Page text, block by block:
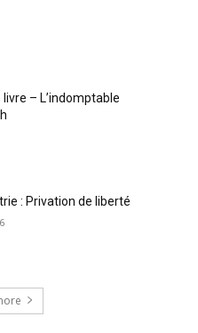
– L’indomptable
: Privation de liberté